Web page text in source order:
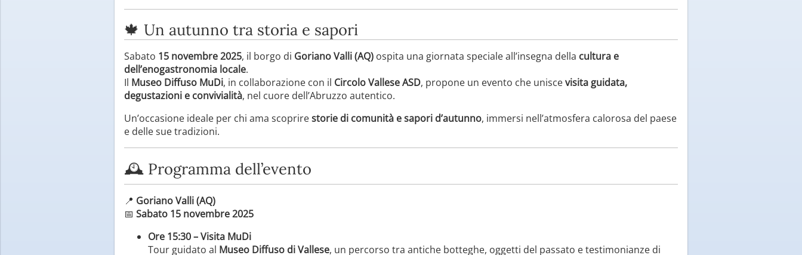
🍁 Un autunno tra storia e sapori
Sabato 15 novembre 2025, il borgo di Goriano Valli (AQ) ospita una giornata speciale all’insegna della cultura e
dell’enogastronomia locale.
Il Museo Diffuso MuDi, in collaborazione con il Circolo Vallese ASD, propone un evento che uniscevisita guidata,
degustazioni e convivialità, nel cuore dell’Abruzzo autentico.
Un’occasione ideale per chi ama scoprirestorie di comunità e sapori d’autunno, immersi nell’atmosfera calorosa del paese
e delle sue tradizioni.
🕰️ Programma dell’evento
📍 Goriano Valli (AQ)
📅 Sabato 15 novembre 2025
Ore 15:30 – Visita MuDi
Tour guidato al Museo Diffuso di Vallese, un percorso tra antiche botteghe, oggetti del passato e testimonianze di